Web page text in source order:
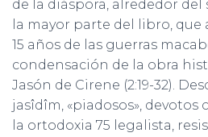
de la diáspora, alrededor del
la mayor parte del libro,
15 años de las guerras
condensación de la obra
Jasón de Cirene (2:19-32).
jasîdîm, «piadosos», devotos
la ortodoxia 75 legalista,